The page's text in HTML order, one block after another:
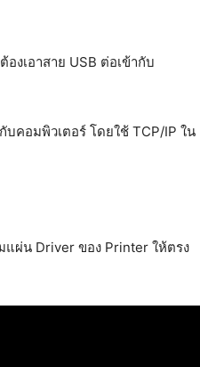
งเอาสาย USB ต่อเข้ากับ
บคอมพิวเตอร์ โดยใช้ TCP/IP ใน
แผ่น Driver ของ Printer ให้ตรง